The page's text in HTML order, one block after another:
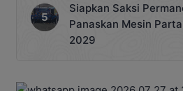
Siapkan Saksi
Panaskan Mesin
2029